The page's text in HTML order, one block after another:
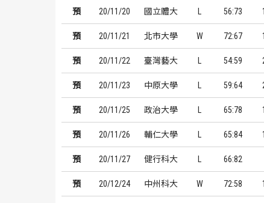
預 20/11/20 國立體大 L 56:73
預 20/11/21 北市大學 W 72:67
預 20/11/22 臺灣藝大 L 54:59
預 20/11/23 中原大學 L 59:64
預 20/11/25 政治大學 L 65:78
預 20/11/26 輔仁大學 L 65:84
預 20/11/27 健行科大 L 66:82
預 20/12/24 中州科大 W 72:58